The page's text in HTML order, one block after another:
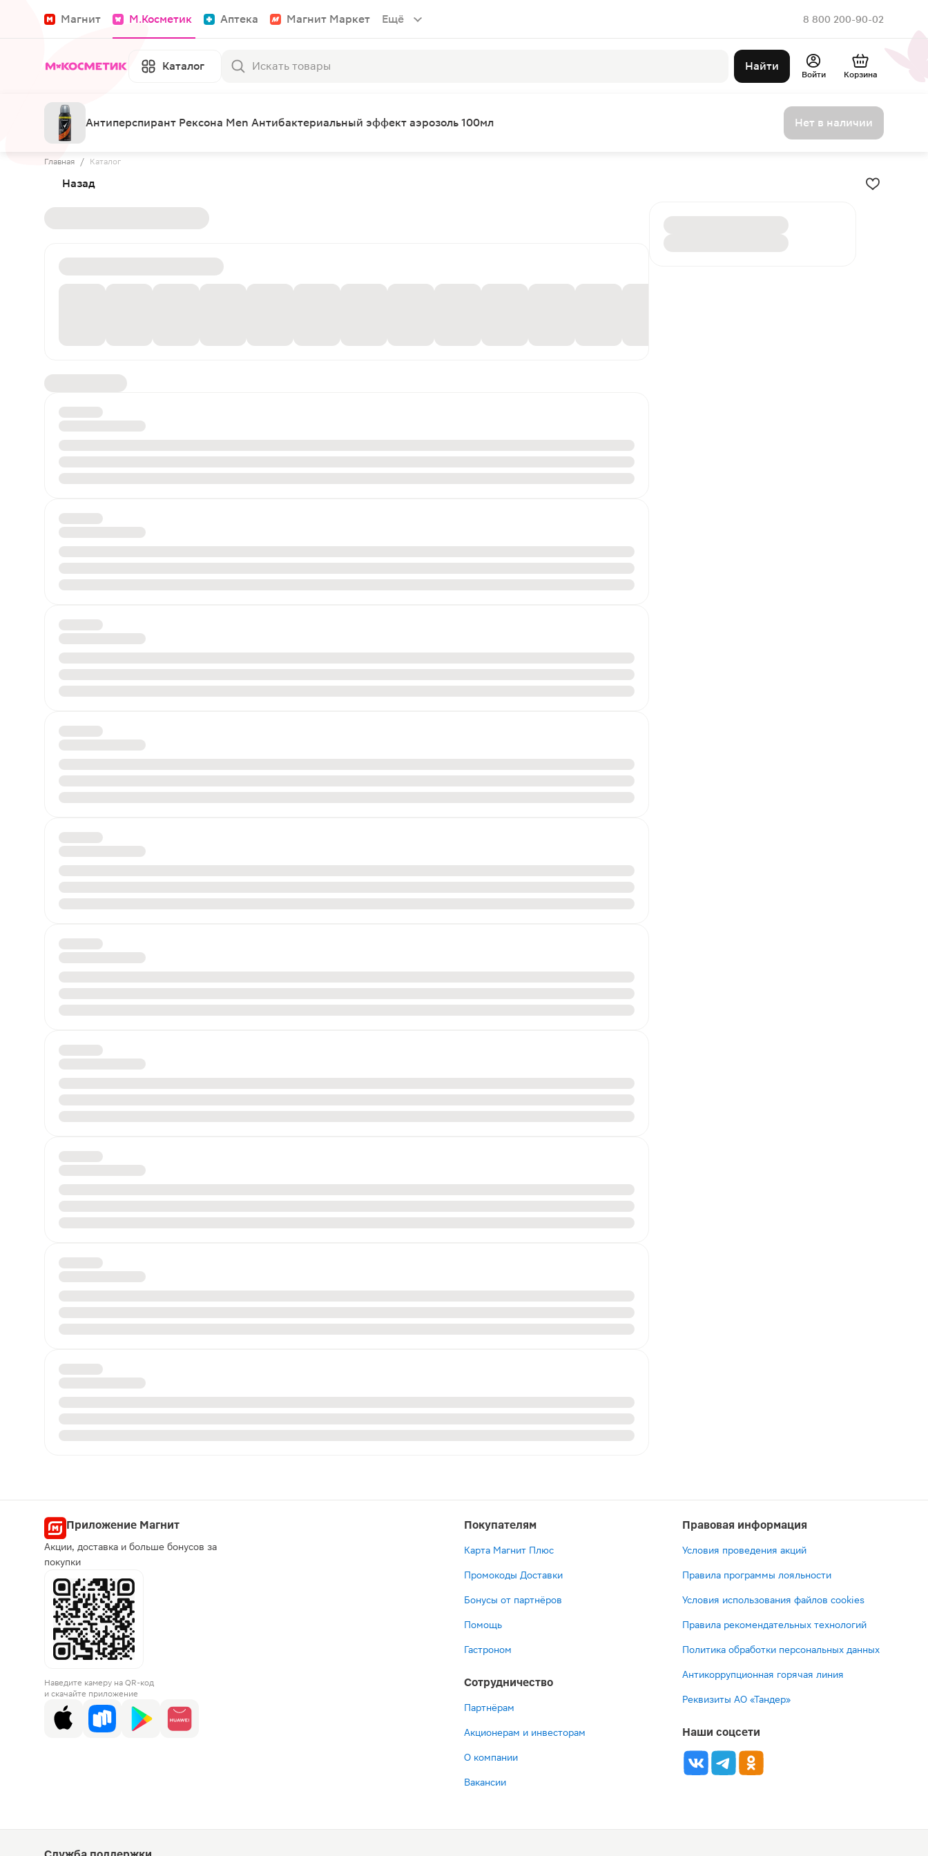
Магнит М.Косметик Аптека Магнит Маркет Ещё 8 800 200-90-02
Каталог Найти
Войти Корзина
Антиперспирант Рексона Men Антибактериальный эффект аэрозоль 100мл Нет в наличии
Главная / Каталог
Назад
Приложение Магнит
Акции, доставка и больше бонусов за
покупки
Наведите камеру на QR-код
и скачайте приложение
Покупателям
Карта Магнит Плюс
Промокоды Доставки
Бонусы от партнёров
Помощь
Гастроном
Сотрудничество
Партнёрам
Акционерам и инвесторам
О компании
Вакансии
Правовая информация
Условия проведения акций
Правила программы лояльности
Условия использования файлов cookies
Правила рекомендательных технологий
Политика обработки персональных данных
Антикоррупционная горячая линия
Реквизиты АО «Тандер»
Наши соцсети